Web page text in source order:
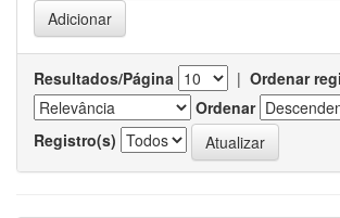
Resultados/Página | Ordenar
Ordenar
Registro(s)